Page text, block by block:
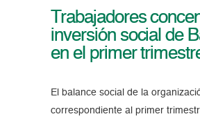
Trabajadores
inversión social de
en el primer
El balance social de la
correspondiente al primer